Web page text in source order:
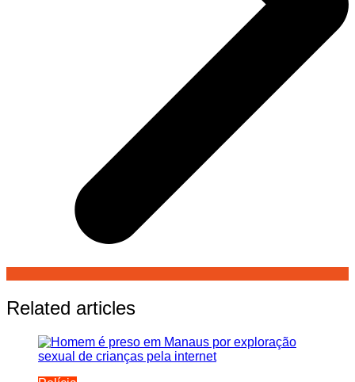
Related articles